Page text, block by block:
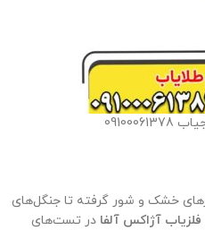
خشک و شور گرفته تا جنگل‌های
فلزیاب آژاکس آلفا در تست‌های